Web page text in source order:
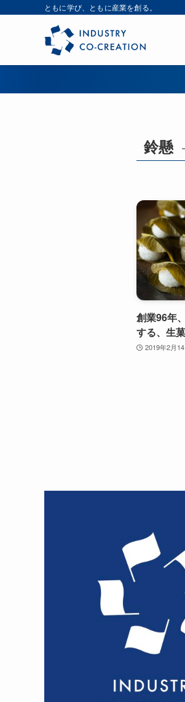
ともに学び、ともに産業を創る。
鈴懸
創業96年
する、生
2019年2月14